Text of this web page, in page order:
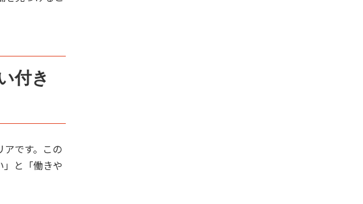
付き
です。この
と「働きや